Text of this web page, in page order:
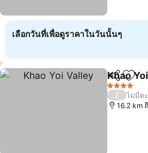
เลือกวันที่เพื่อดูราคาในวันนั้นๆ
แชร์ เพิ่ม
Khao
4 ดาว
/
ไม่มีค
16.2 km